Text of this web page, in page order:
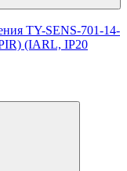
TY-SENS-701-14-
(IARL, IP20